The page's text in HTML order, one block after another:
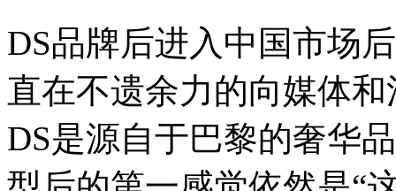
DS品牌后进入中国市场
直在不遗余力的向媒体
DS是源自于巴黎的奢华